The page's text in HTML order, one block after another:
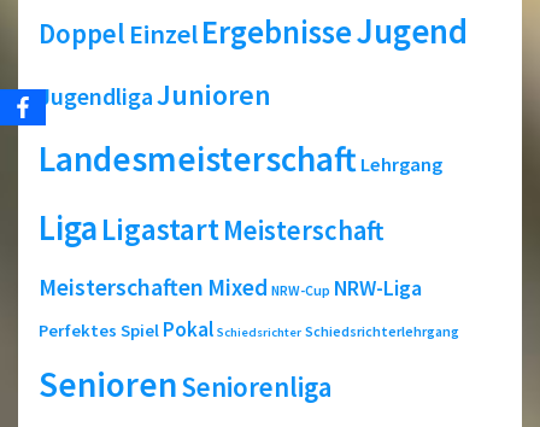
Doppel EinzelErgebnisseJugend
JugendligaJunioren
Landesmeisterschaft Lehrgang
LigaLigastartMeisterschaft
Meisterschaften Mixed NRW-Cup NRW-Liga
Perfektes Spiel Pokal Schiedsrichter Schiedsrichterlehrgang
SeniorenSeniorenliga